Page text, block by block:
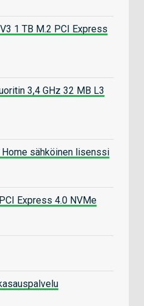
1 TB M.2 PCI Express
3,4 GHz 32 MB L3
sähköinen lisenssi
Express 4.0 NVMe